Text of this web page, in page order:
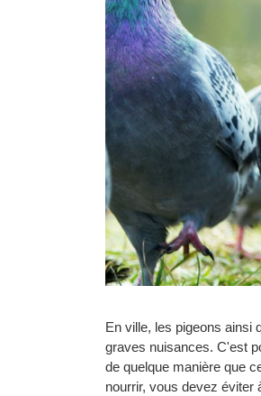
En ville, les pigeons ainsi
graves nuisances. C'est
de quelque manière que
nourrir, vous devez éviter